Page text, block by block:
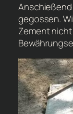
gegossen.
Zement